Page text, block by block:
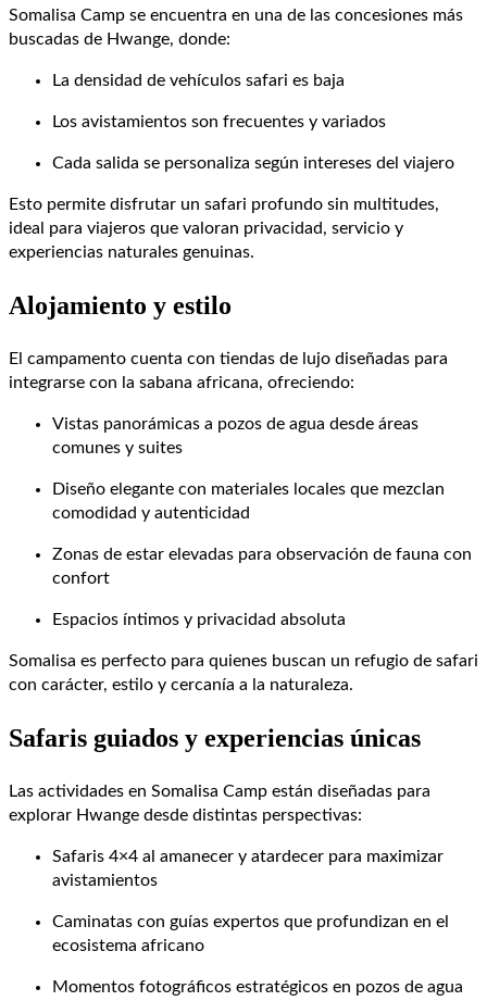
Somalisa Camp se encuentra en una de las concesiones más
buscadas de Hwange, donde:
La densidad de vehículos safari es baja
Los avistamientos son frecuentes y variados
Cada salida se personaliza según intereses del viajero
Esto permite disfrutar un safari profundo sin multitudes,
ideal para viajeros que valoran privacidad, servicio y
experiencias naturales genuinas.
Alojamiento y estilo
El campamento cuenta con tiendas de lujo diseñadas para
integrarse con la sabana africana, ofreciendo:
Vistas panorámicas a pozos de agua desde áreas
comunes y suites
Diseño elegante con materiales locales que mezclan
comodidad y autenticidad
Zonas de estar elevadas para observación de fauna con
confort
Espacios íntimos y privacidad absoluta
Somalisa es perfecto para quienes buscan un refugio de safari
con carácter, estilo y cercanía a la naturaleza.
Safaris guiados y experiencias únicas
Las actividades en Somalisa Camp están diseñadas para
explorar Hwange desde distintas perspectivas:
Safaris 4×4 al amanecer y atardecer para maximizar
avistamientos
Caminatas con guías expertos que profundizan en el
ecosistema africano
Momentos fotográficos estratégicos en pozos de agua